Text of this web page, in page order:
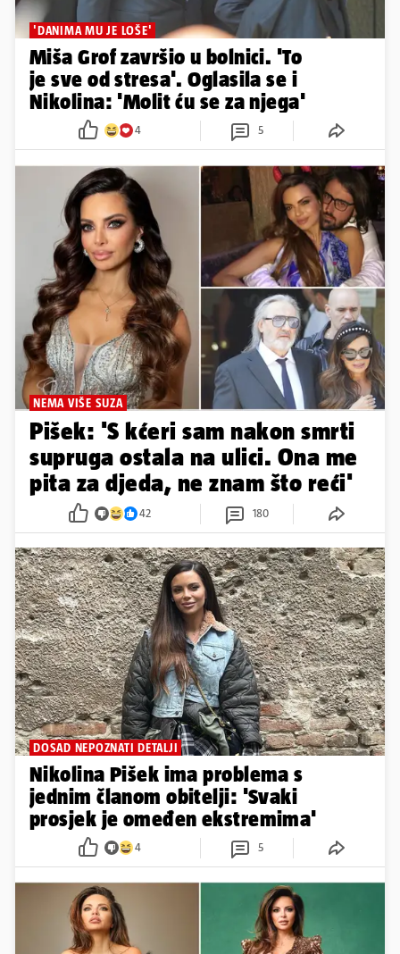
'DANIMA MU JE LOŠE'
Miša Grof završio u bolnici. 'To
je sve od stresa'. Oglasila se i
Nikolina: 'Molit ću se za njega'
4 5
NEMA VIŠE SUZA
Pišek: 'S kćeri sam nakon smrti
supruga ostala na ulici. Ona me
pita za djeda, ne znam što reći'
42 180
DOSAD NEPOZNATI DETALJI
Nikolina Pišek ima problema s
jednim članom obitelji: 'Svaki
prosjek je omeđen ekstremima'
4 5